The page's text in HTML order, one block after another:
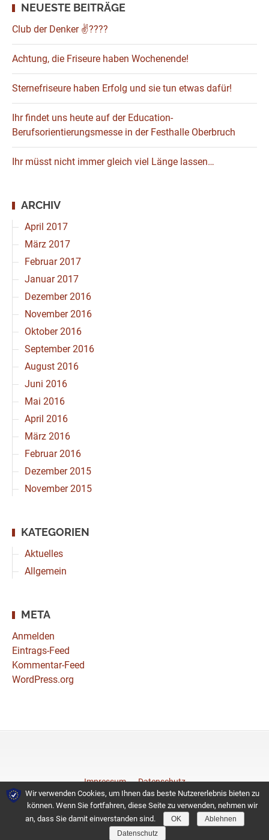
NEUESTE BEITRÄGE
Club der Denker ✌????
Achtung, die Friseure haben Wochenende!
Sternefriseure haben Erfolg und sie tun etwas dafür!
Ihr findet uns heute auf der Education-
Berufsorientierungsmesse in der Festhalle Oberbruch
Ihr müsst nicht immer gleich viel Länge lassen…
ARCHIV
April 2017
März 2017
Februar 2017
Januar 2017
Dezember 2016
November 2016
Oktober 2016
September 2016
August 2016
Juni 2016
Mai 2016
April 2016
März 2016
Februar 2016
Dezember 2015
November 2015
KATEGORIEN
Aktuelles
Allgemein
META
Anmelden
Eintrags-Feed
Kommentar-Feed
WordPress.org
Impressum Datenschutz
© 2026 Coiffeurteam
Wir verwenden Cookies, um Ihnen das beste Nutzererlebnis bieten zu
können. Wenn Sie fortfahren, diese Seite zu verwenden, nehmen wir
an, dass Sie damit einverstanden sind.
OK
Ablehnen
Datenschutz